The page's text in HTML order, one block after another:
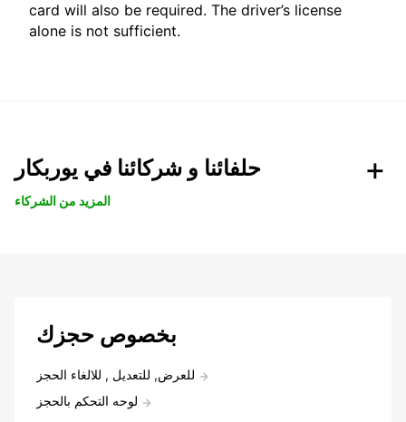
card will also be required. The driver’s license
alone is not sufficient.
حلفائنا و شركائنا في يوربكار
المزيد من الشركاء
بخصوص حجزك
للعرض, للتعديل , للالغاء الحجز
لوحه التحكم بالحجز